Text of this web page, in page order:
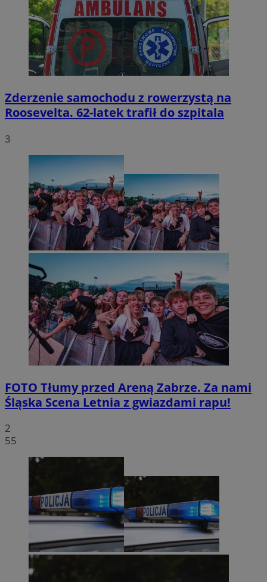
Zderzenie samochodu z rowerzystą na
Roosevelta. 62-latek trafił do szpitala
3
FOTO Tłumy przed Areną Zabrze. Za nami
Śląska Scena Letnia z gwiazdami rapu!
2
55